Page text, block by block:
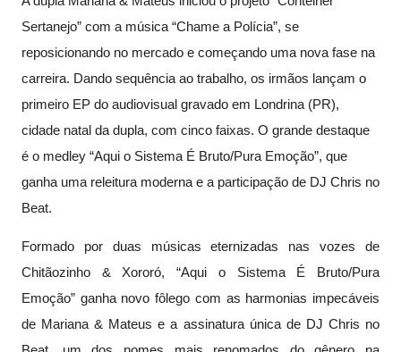
Sertanejo” com a música “Chame a Polícia”, se
reposicionando no mercado e começando uma nova fase na
carreira. Dando sequência ao trabalho, os irmãos lançam o
primeiro EP do audiovisual gravado em Londrina (PR),
cidade natal da dupla, com cinco faixas. O grande destaque
é o medley “Aqui o Sistema É Bruto/Pura Emoção”, que
ganha uma releitura moderna e a participação de DJ Chris no
Beat.
Formado por duas músicas eternizadas nas vozes de
Chitãozinho & Xororó, “Aqui o Sistema É Bruto/Pura
Emoção” ganha novo fôlego com as harmonias impecáveis
de Mariana & Mateus e a assinatura única de DJ Chris no